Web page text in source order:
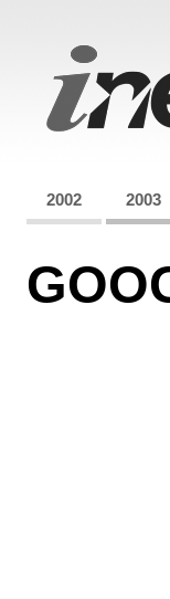
2002 2003